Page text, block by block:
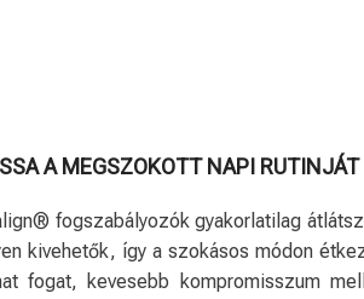
A MEGSZOKOTT NAPI RUTINJÁT
fogszabályozók gyakorlatilag
kivehetők, így a szokásos módon
fogat, kevesebb kompromisszum